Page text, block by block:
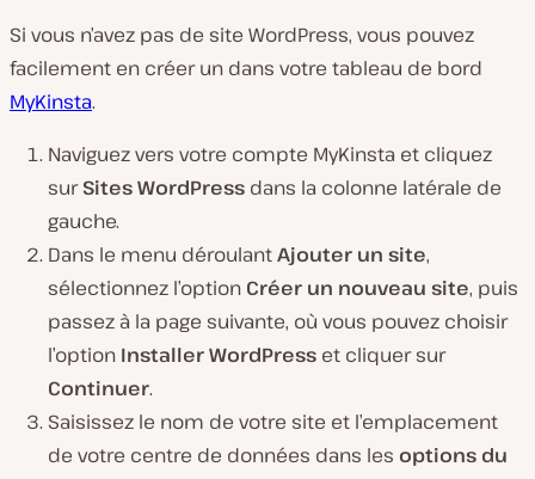
Si vous n’avez pas de site WordPress, vous pouvez
facilement en créer un dans votre tableau de bord
MyKinsta.
Naviguez vers votre compte MyKinsta et cliquez
surSites WordPress dans la colonne latérale de
gauche.
Dans le menu déroulantAjouter un site,
sélectionnez l’option Créer un nouveau site, puis
passez à la page suivante, où vous pouvez choisir
l’option Installer WordPress et cliquer sur
Continuer.
Saisissez le nom de votre site et l’emplacement
de votre centre de données dans les options du